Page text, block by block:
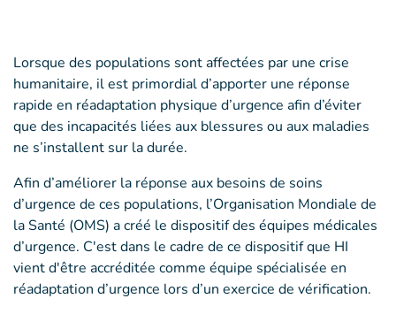
Lorsque des populations sont affectées par une crise
humanitaire, il est primordial d’apporter une réponse
rapide en réadaptation physique d’urgence afin d’éviter
que des incapacités liées aux blessures ou aux maladies
ne s’installent sur la durée.
Afin d’améliorer la réponse aux besoins de soins
d’urgence de ces populations, l’Organisation Mondiale de
la Santé (OMS) a créé le dispositif des équipes médicales
d’urgence. C'est dans le cadre de ce dispositif que HI
vient d'être accréditée comme équipe spécialisée en
réadaptation d’urgence lors d’un exercice de vérification.